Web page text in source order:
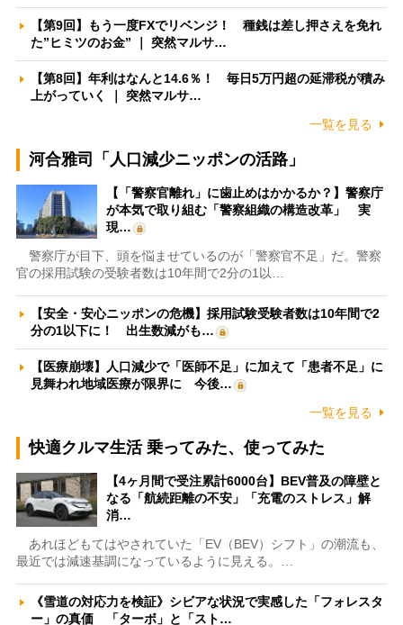
【第9回】もう一度FXでリベンジ！ 種銭は差し押さえを免れ
た”ヒミツのお金” ｜ 突然マルサ…
【第8回】年利はなんと14.6％！ 毎日5万円超の延滞税が積み
上がっていく ｜ 突然マルサ…
一覧を見る
河合雅司「人口減少ニッポンの活路」
【「警察官離れ」に歯止めはかかるか？】警察庁
が本気で取り組む「警察組織の構造改革」 実
現…
警察庁が目下、頭を悩ませているのが「警察官不足」だ。警察
官の採用試験の受験者数は10年間で2分の1以…
【安全・安心ニッポンの危機】採用試験受験者数は10年間で2
分の1以下に！ 出生数減がも…
【医療崩壊】人口減少で「医師不足」に加えて「患者不足」に
見舞われ地域医療が限界に 今後…
一覧を見る
快適クルマ生活 乗ってみた、使ってみた
【4ヶ月間で受注累計6000台】BEV普及の障壁と
なる「航続距離の不安」「充電のストレス」解
消…
あれほどもてはやされていた「EV（BEV）シフト」の潮流も、
最近では減速基調になっているように見える。…
《雪道の対応力を検証》シビアな状況で実感した「フォレスタ
ー」の真価 「ターボ」と「スト…